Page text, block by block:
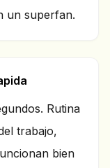
un superfan.
Rutina
trabajo,
bien